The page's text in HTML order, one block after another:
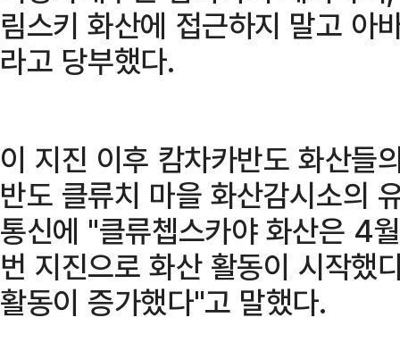
림스키 화산에 접근하지 말고 아
라고 당부했다.
이 지진 이후 캄차카반도 화산들
반도 클류치 마을 화산감시소의
통신에 "클류쳅스카야 화산은 4
번 지진으로 화산 활동이 시작했
활동이 증가했다"고 말했다.